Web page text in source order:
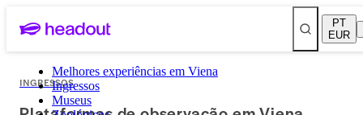
PT
EUR
Melhores experiências em Viena
Ingressos
Museus
INGRESSOS